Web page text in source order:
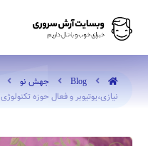
Blog جهش نو
نیازی،یوتیوبر و فعال حوزه تکنولوژی